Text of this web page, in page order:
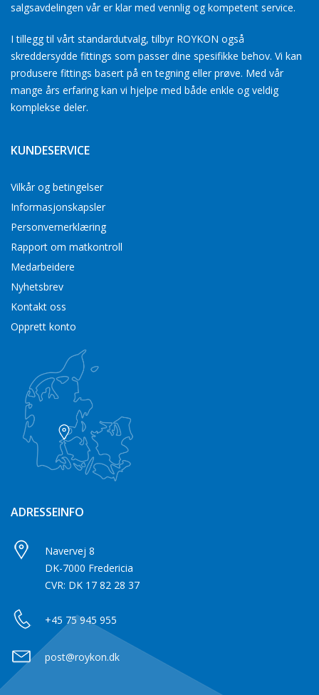
salgsavdelingen vår er klar med vennlig og kompetent service.
I tillegg til vårt standardutvalg, tilbyr ROYKON også
skreddersydde fittings som passer dine spesifikke behov. Vi kan
produsere fittings basert på en tegning eller prøve. Med vår
mange års erfaring kan vi hjelpe med både enkle og veldig
komplekse deler.
KUNDESERVICE
Vilkår og betingelser
Informasjonskapsler
Personvernerklæring
Rapport om matkontroll
Medarbeidere
Nyhetsbrev
Kontakt oss
Opprett konto
ADRESSEINFO
Navervej 8
DK-7000 Fredericia
CVR: DK 17 82 28 37
+45 75 945 955
post@roykon.dk